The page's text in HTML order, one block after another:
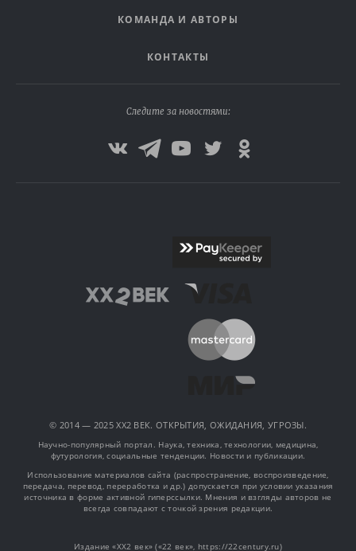
КОМАНДА И АВТОРЫ
КОНТАКТЫ
Следите за новостями:
© 2014 — 2025 XX2 ВЕК. ОТКРЫТИЯ, ОЖИДАНИЯ, УГРОЗЫ.
Научно-популярный портал. Наука, техника, технологии, медицина,
футурология, социальные тенденции. Новости и публикации.
Использование материалов сайта (распространение, воспроизведение,
передача, перевод, переработка и др.) допускается при условии указания
источника в форме активной гиперссылки. Мнения и взгляды авторов не
всегда совпадают с точкой зрения редакции.
Издание «XX2 век» («22 век», https://22century.ru)